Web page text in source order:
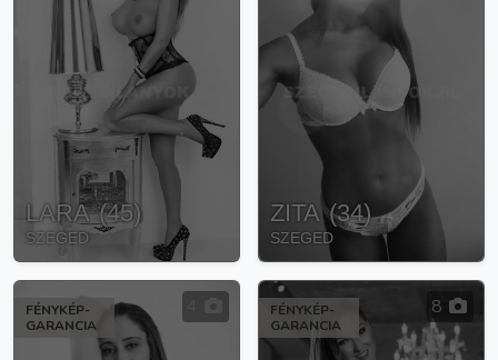
LARA (45)
SZEGED
ZITA (34)
SZEGED
FÉNYKÉP-
GARANCIA
FÉNYKÉP-
GARANCIA
8